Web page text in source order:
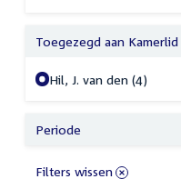
Toegezegd aan Kamerlid
Hil, J. van den (4)
Periode
Filters wissen